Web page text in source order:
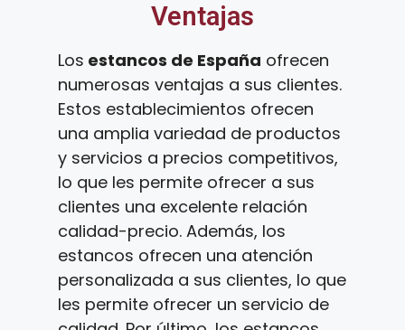
Ventajas
Los estancos de España ofrecen
numerosas ventajas a sus clientes.
Estos establecimientos ofrecen
una amplia variedad de productos
y servicios a precios competitivos,
lo que les permite ofrecer a sus
clientes una excelente relación
calidad-precio. Además, los
estancos ofrecen una atención
personalizada a sus clientes, lo que
les permite ofrecer un servicio de